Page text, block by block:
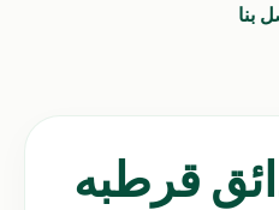
بنا
قرطبه